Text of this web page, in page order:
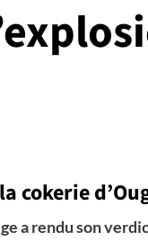
cokerie
a rendu son